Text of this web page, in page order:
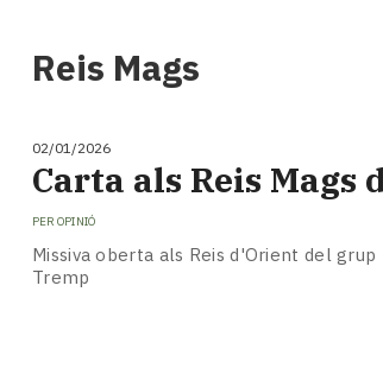
Cultura
tant!
TV
El
temps
Reis Mags
02/01/2026
Carta als Reis Mags
PER OPINIÓ
Missiva oberta als Reis d'Orient del
Tremp